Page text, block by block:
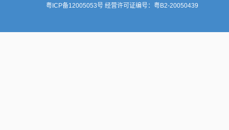
粤ICP备12005053号 经营许可证编号： 粤B2-20050439